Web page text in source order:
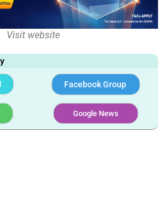
Visit website
Facebook Group
Google News